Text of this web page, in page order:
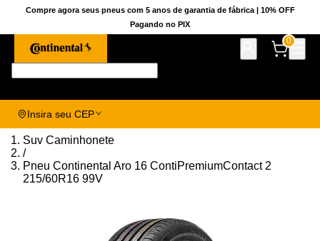
Compre agora seus pneus com 5 anos de garantia de fábrica | 10% OFF
Pagando no PIX
0
Insira seu CEP
Suv Caminhonete
/
Pneu Continental Aro 16 ContiPremiumContact 2
215/60R16 99V